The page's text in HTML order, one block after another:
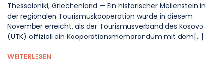
Thessaloniki, Griechenland — Ein historischer Meilenstein in
der regionalen Tourismuskooperation wurde in diesem
November erreicht, als der Tourismusverband des Kosovo
(UTK) offiziell ein Kooperationsmemorandum mit dem[...]
WEITERLESEN